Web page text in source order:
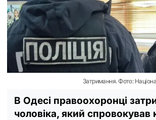
Затримання. Фото:
В Одесі правоохоронці
чоловіка, який спровокував